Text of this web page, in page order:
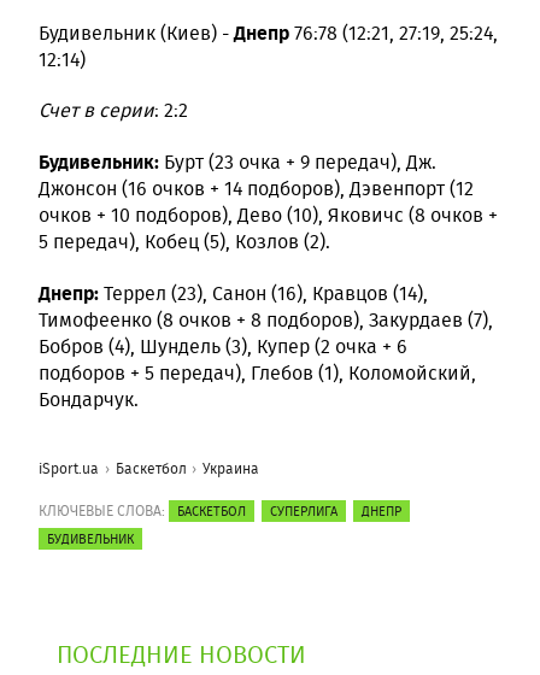
Будивельник (Киев) -Днепр76:78 (12:21, 27:19, 25:24,
12:14)
Счет в серии: 2:2
Будивельник: Бурт (23 очка + 9 передач), Дж.
Джонсон (16 очков + 14 подборов), Дэвенпорт (12
очков + 10 подборов), Дево (10), Яковичс (8 очков +
5 передач), Кобец (5), Козлов (2).
Днепр:Террел (23), Санон (16), Кравцов (14),
Тимофеенко (8 очков + 8 подборов), Закурдаев (7),
Бобров (4), Шундель (3), Купер (2 очка + 6
подборов + 5 передач), Глебов (1), Коломойский,
Бондарчук.
iSport.ua Баскетбол Украина
КЛЮЧЕВЫЕ СЛОВА: БАСКЕТБОЛ СУПЕРЛИГА
ДНЕПР
БУДИВЕЛЬНИК
ПОСЛЕДНИЕ НОВОСТИ